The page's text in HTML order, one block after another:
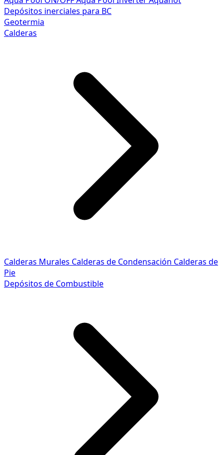
Depósitos inerciales para BC
Geotermia
Calderas
Calderas Murales Calderas de Condensación Calderas de
Pie
Depósitos de Combustible